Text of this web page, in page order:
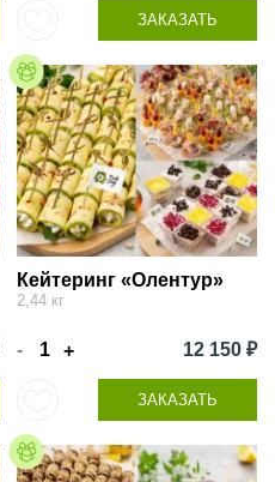
ЗАКАЗАТЬ
Кейтеринг «Олентур»
2,44 кг
- + 12 150 ₽
ЗАКАЗАТЬ